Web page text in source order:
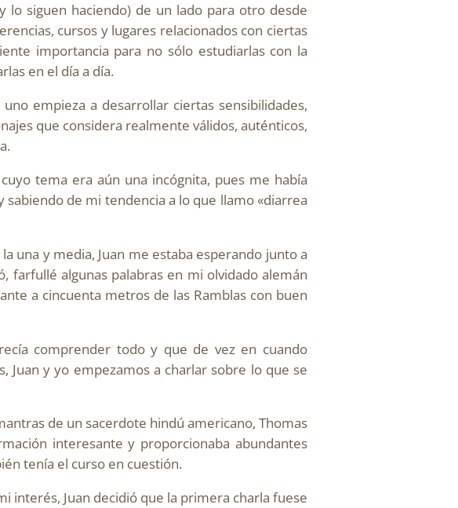
lo siguen haciendo) de un lado para otro desde
cursos y lugares relacionados con ciertas
importancia para no sólo estudiarlas con la
en el día a día.
empieza a desarrollar ciertas sensibilidades,
que considera realmente válidos, auténticos,
tema era aún una incógnita, pues me había
de mi tendencia a lo que llamo «diarrea
una y media, Juan me estaba esperando junto a
farfullé algunas palabras en mi olvidado alemán
a cincuenta metros de las Ramblas con buen
comprender todo y que de vez en cuando
Juan y yo empezamos a charlar sobre lo que se
de un sacerdote hindú americano, Thomas
interesante y proporcionaba abundantes
tenía el curso en cuestión.
interés, Juan decidió que la primera charla fuese